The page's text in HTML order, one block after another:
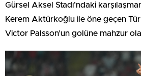
Gürsel Aksel Stadı’ndaki
Kerem Aktürkoğlu ile öne geçen
Victor Palsson’un golüne mahzur